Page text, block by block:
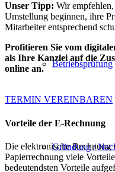
Betriebsprüfung
Gründung /
Unser Tipp: Wir
Umstellung beginnen, ihre
Mitarbeiter entsprechend
Profitieren Sie vom
als Ihre Kanzlei auf die
online an.
TERMIN VEREINBAREN
Vorteile der E-Rechnung
Die elektronische Rechnung
Papierrechnung viele
bedeutendsten Vorteile